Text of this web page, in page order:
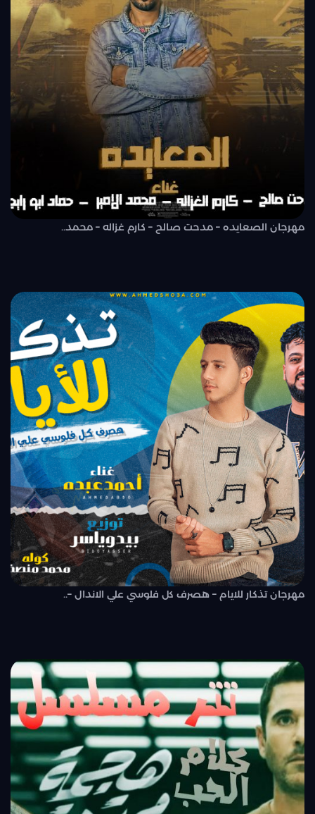
مهرجان الصعايده – مدحت صالح – كارم غزاله – محمد..
مهرجان تذكار للايام – هصرف كل فلوسي علي الاندال –..